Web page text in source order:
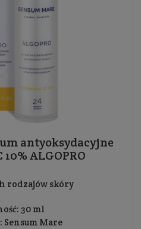
antyoksydacyjne
ALGOPRO
rodzajów skóry
30 ml
Sensum Mare